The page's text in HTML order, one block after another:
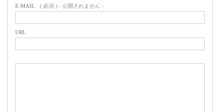
E-MAIL ( 必須 ) - 公開されません -
URL